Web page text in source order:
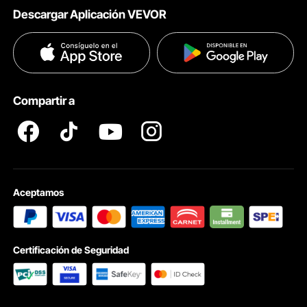
Ayuda & FAQs
Términos & Condiciones
Políticas de Privacidad
Descargar Aplicación VEVOR
Compartir a
Aceptamos
Certificación de Seguridad